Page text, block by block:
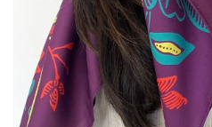
de